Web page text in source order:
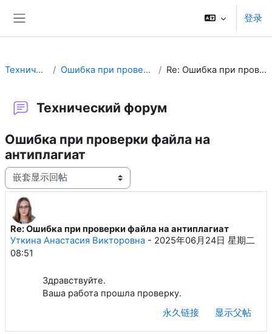
登录
Технический форум Ошибка при проверки файла на антиплагиат Re: Ошибка при проверки файла на антиплагиат
Технический форум
Ошибка при проверки файла на
антиплагиат
显示模式
Re: Ошибка при проверки файла на антиплагиат
Уткина Анастасия Викторовна - 2025年06月24日 星期二
08:51
回帖数：0
Здравствуйте.
Ваша работа прошла проверку.
永久链接
显示父帖